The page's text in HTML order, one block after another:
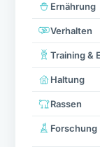
Ernährung
Verhalten
Training &
Haltung
Rassen
Forschung